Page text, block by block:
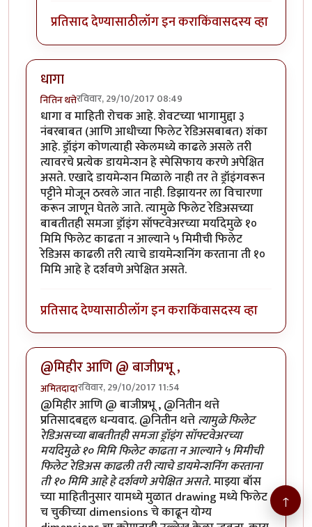
प्रतिसाद देण्यासाठीलॉग इन कराकिंवासदस्य व्हा
धागा
नितिन थत्तेरविवार, 29/10/2017 08:49
धागा व माहिती रोचक आहे. शेवटच्या भागामुद्दा ३
नंबरबाबत (आणि आधीच्या फिलेट रेडिअसबाबत) शंका
आहे. ड्रॉइंग कोणत्याही स्केलमध्ये काढले असले तरी
त्यावरचे प्रत्येक डायमेन्शन हे स्पेसिफाय करणे अपेक्षित
असते. एखादे डायमेन्शन मिळाले नाही तर ते ड्रॉइंगवरून
पट्टीने मोजून ठरवले जात नाही. डिझायनर ला विचारणा
करून जाणून घेतले जाते. त्यामुळे फिलेट रेडिअसच्या
बाबतीतही समजा ड्रॉइंग सॉफ्टवेअरच्या मर्यादेमुळे १०
मिमि फिलेट काढता न आल्याने ५ मिमीची फिलेट
रेडिअस काढली तरी त्याचे डायमेन्शनिंग करताना ती १०
मिमि आहे हे दर्शवणे अपेक्षित असते.
प्रतिसाद देण्यासाठीलॉग इन कराकिंवासदस्य व्हा
@मिहीर आणि @ बाजीप्रभू ,
अमितदादारविवार, 29/10/2017 11:54
@मिहीर आणि @ बाजीप्रभू , @नितीन थत्ते
प्रतिसादबद्दल धन्यवाद. @नितीन थत्तेत्यामुळे फिलेट
रेडिअसच्या बाबतीतही समजा ड्रॉइंग सॉफ्टवेअरच्या
मर्यादेमुळे १० मिमि फिलेट काढता न आल्याने ५ मिमीची
फिलेट रेडिअस काढली तरी त्याचे डायमेन्शनिंग करताना
ती १० मिमि आहे हे दर्शवणे अपेक्षित असते.माझ्या बॉस
च्या माहितीनुसार यामध्ये मुळात drawing मध्ये फिलेट
च चुकीच्या dimensions चे काढून योग्य
↑